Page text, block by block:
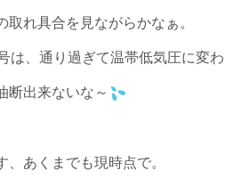
取れ具合を見ながらかなぁ。
は、通り過ぎて温帯低気圧に変
断出来ないな～
、あくまでも現時点で。